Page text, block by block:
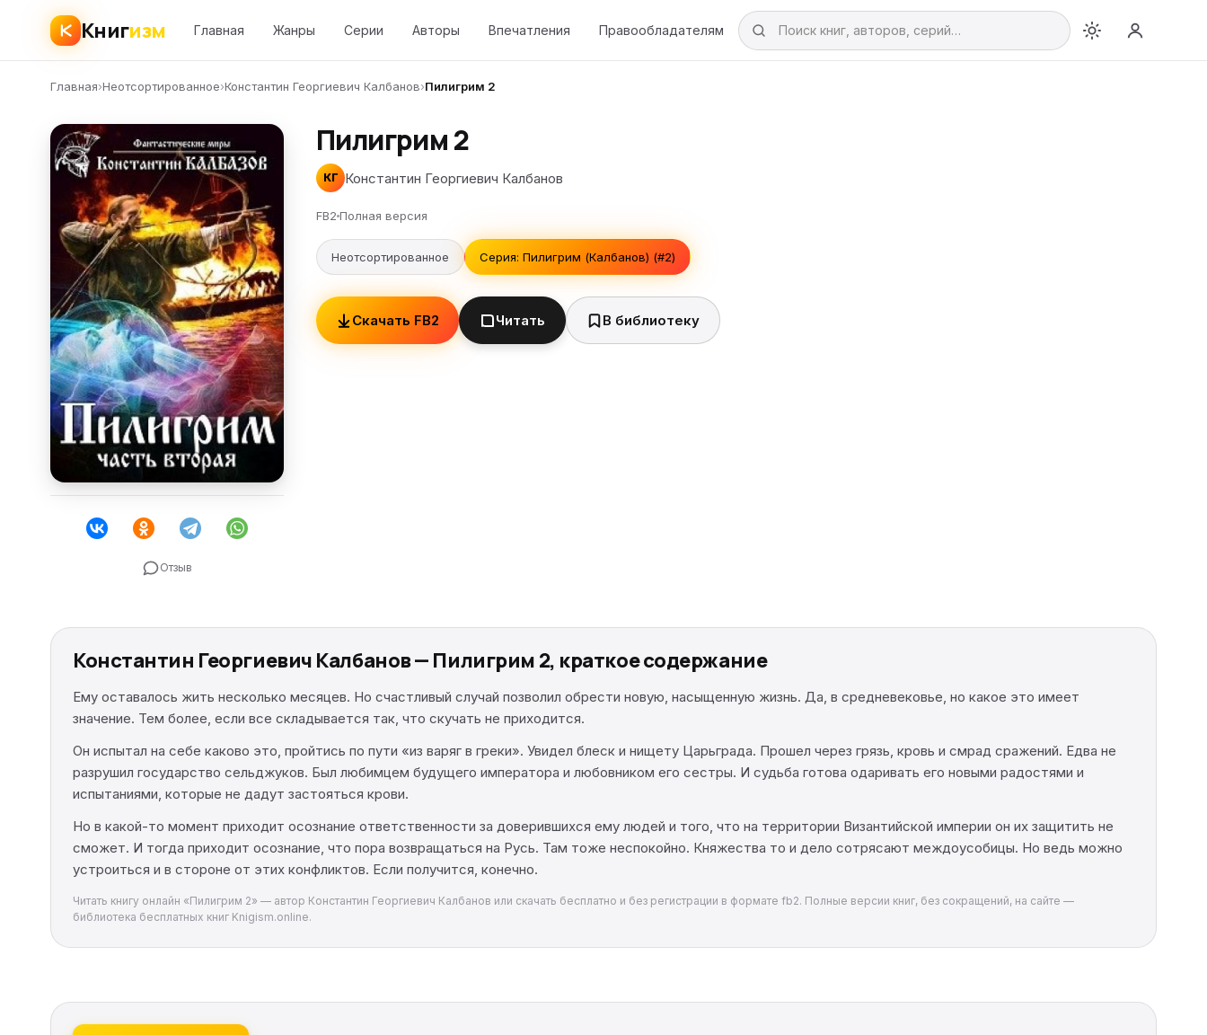
Книгизм Главная Жанры Серии Авторы Впечатления Правообладателям
Главная›Неотсортированное›Константин Георгиевич Калбанов›Пилигрим 2
Отзыв
Пилигрим 2
КГ Константин Георгиевич Калбанов
FB2 Полная версия
Неотсортированное Серия: Пилигрим (Калбанов) (#2)
Скачать FB2 Читать В библиотеку
Константин Георгиевич Калбанов — Пилигрим 2, краткое содержание
Ему оставалось жить несколько месяцев. Но счастливый случай позволил обрести новую, насыщенную жизнь. Да, в средневековье, но какое это имеет
значение. Тем более, если все складывается так, что скучать не приходится.
Он испытал на себе каково это, пройтись по пути «из варяг в греки». Увидел блеск и нищету Царьграда. Прошел через грязь, кровь и смрад сражений. Едва не
разрушил государство сельджуков. Был любимцем будущего императора и любовником его сестры. И судьба готова одаривать его новыми радостями и
испытаниями, которые не дадут застояться крови.
Но в какой-то момент приходит осознание ответственности за доверившихся ему людей и того, что на территории Византийской империи он их защитить не
сможет. И тогда приходит осознание, что пора возвращаться на Русь. Там тоже неспокойно. Княжества то и дело сотрясают междоусобицы. Но ведь можно
устроиться и в стороне от этих конфликтов. Если получится, конечно.
Читать книгу онлайн «Пилигрим 2» — автор Константин Георгиевич Калбанов или скачать бесплатно и без регистрации в формате fb2. Полные версии книг, без сокращений, на сайте —
библиотека бесплатных книг Knigism.online.